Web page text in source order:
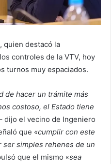
quien destacó la
controles de la VTV, hoy
turnos muy espaciados.
de hacer un trámite más
costoso, el Estado tiene
dijo el vecino de Ingeniero
que «cumplir con este
simples rehenes de un
que el mismo «sea